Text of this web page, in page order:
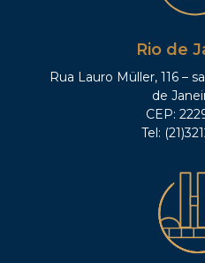
Rio de
Rua Lauro Müller, 116 –
de
CEP:
Tel: